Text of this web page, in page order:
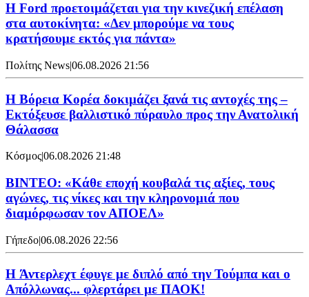
Η Ford προετοιμάζεται για την κινεζική επέλαση
στα αυτοκίνητα: «Δεν μπορούμε να τους
κρατήσουμε εκτός για πάντα»
Πολίτης News|06.08.2026 21:56
Η Βόρεια Κορέα δοκιμάζει ξανά τις αντοχές της –
Εκτόξευσε βαλλιστικό πύραυλο προς την Ανατολική
Θάλασσα
Κόσμος|06.08.2026 21:48
ΒΙΝΤΕΟ: «Κάθε εποχή κουβαλά τις αξίες, τους
αγώνες, τις νίκες και την κληρονομιά που
διαμόρφωσαν τον ΑΠΟΕΛ»
Γήπεδο|06.08.2026 22:56
H Άντερλεχτ έφυγε με διπλό από την Τούμπα και ο
Απόλλωνας... φλερτάρει με ΠΑΟΚ!